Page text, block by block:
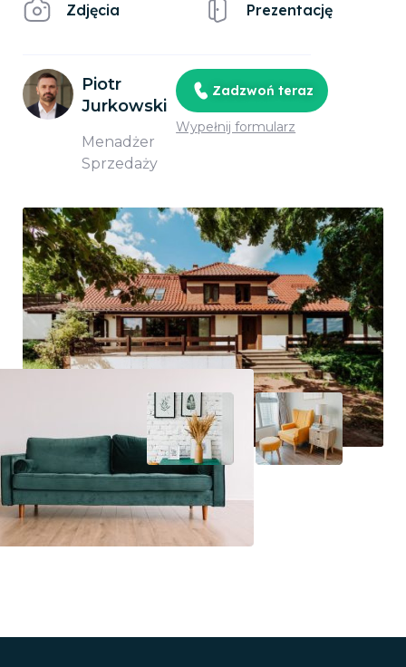
Zdjęcia Prezentację
Piotr
Jurkowski
Menadżer
Sprzedaży
Zadzwoń teraz
Wypełnij formularz